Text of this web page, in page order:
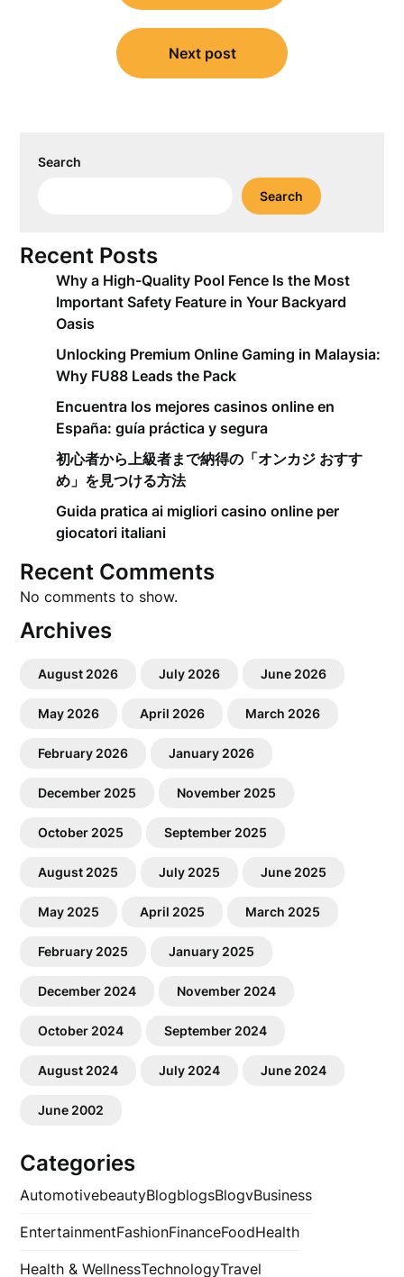
Next post
Search
Search
Recent Posts
Why a High-Quality Pool Fence Is the Most
Important Safety Feature in Your Backyard
Oasis
Unlocking Premium Online Gaming in Malaysia:
Why FU88 Leads the Pack
Encuentra los mejores casinos online en
España: guía práctica y segura
初心者から上級者まで納得の「オンカジ おすす
め」を見つける方法
Guida pratica ai migliori casino online per
giocatori italiani
Recent Comments
No comments to show.
Archives
August 2026 July 2026 June 2026
May 2026 April 2026 March 2026
February 2026 January 2026
December 2025 November 2025
October 2025 September 2025
August 2025 July 2025 June 2025
May 2025 April 2025 March 2025
February 2025 January 2025
December 2024 November 2024
October 2024 September 2024
August 2024 July 2024 June 2024
June 2002
Categories
AutomotivebeautyBlogblogsBlogvBusiness
EntertainmentFashionFinanceFoodHealth
Health & WellnessTechnologyTravel